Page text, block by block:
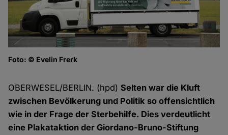
Foto: © Evelin Frerk
OBERWESEL/BERLIN. (hpd)Selten war die Kluft
zwischen Bevölkerung und Politik so offensichtlich
wie in der Frage der Sterbehilfe. Dies verdeutlicht
eine Plakataktion der Giordano-Bruno-Stiftung